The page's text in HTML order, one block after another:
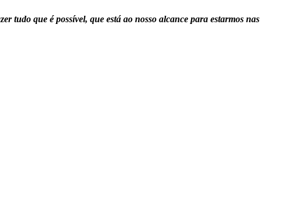
tudo que é possível, que está ao nosso alcance para estarmos nas